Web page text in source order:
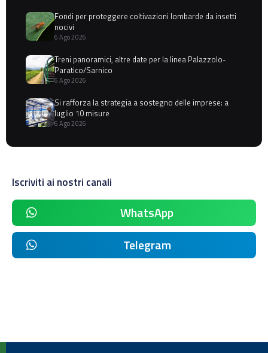
Fondi per proteggere coltivazioni lombarde da insetti
nocivi
6 Ago 2026
Treni panoramici, altre date per la linea Palazzolo-
Paratico/Sarnico
6 Ago 2026
Si rafforza la strategia a sostegno delle imprese: a
luglio 10 misure
6 Ago 2026
Iscriviti ai nostri canali
WhatsApp
Telegram